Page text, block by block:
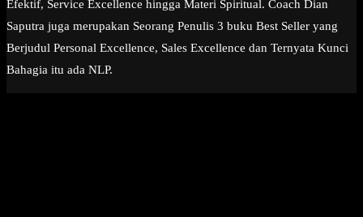
Efektif, Service Excellence hingga Materi Spiritual. Coach Dian
Saputra juga merupakan Seorang Penulis 3 buku Best Seller yang
Berjudul Personal Excellence, Sales Excellence dan Ternyata Kunci
Bahagia itu ada NLP.